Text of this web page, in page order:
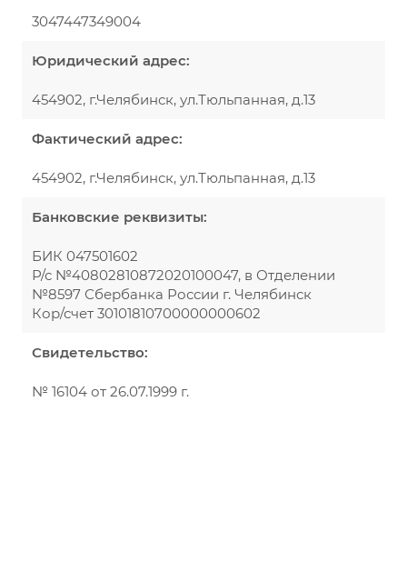
3047447349004
Юридический адрес:
454902, г.Челябинск, ул.Тюльпанная, д.13
Фактический адрес:
454902, г.Челябинск, ул.Тюльпанная, д.13
Банковские реквизиты:
БИК 047501602
Р/с №40802810872020100047, в Отделении
№8597 Сбербанка России г. Челябинск
Кор/счет 30101810700000000602
Свидетельство:
№ 16104 от 26.07.1999 г.